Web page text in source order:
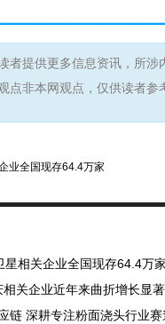
者提供更多信息资讯，所
点非本网观点，仅供读者参
业全国现存64.4万家
相关企业全国现存64.4万
关企业近年来曲折增长显著
链 深耕专注粉面浇头行业